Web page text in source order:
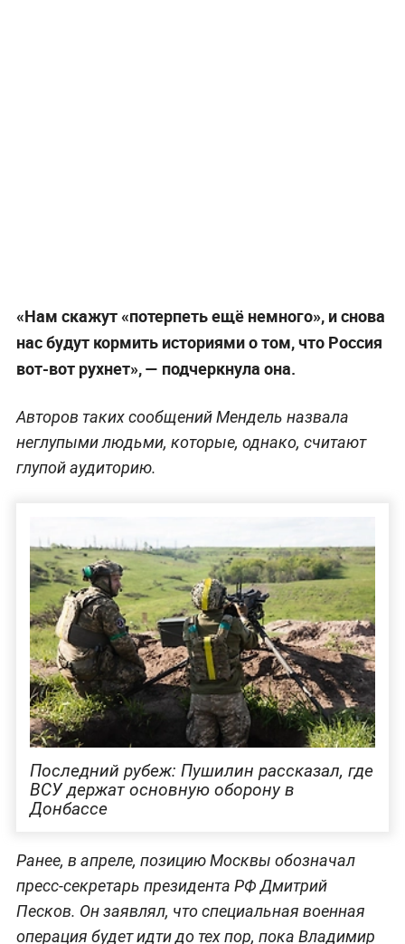
«Нам скажут «потерпеть ещё немного», и снова
нас будут кормить историями о том, что Россия
вот-вот рухнет», — подчеркнула она.
Авторов таких сообщений Мендель назвала
неглупыми людьми, которые, однако, считают
глупой аудиторию.
Последний рубеж: Пушилин рассказал, где
ВСУ держат основную оборону в
Донбассе
Ранее, в апреле, позицию Москвы обозначал
пресс-секретарь президента РФ Дмитрий
Песков. Он заявлял, что специальная военная
операция будет идти до тех пор, пока Владимир